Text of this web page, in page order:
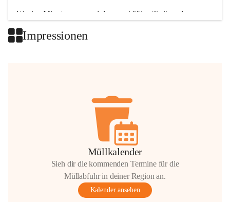
Wenige Minuten nur, und das geschäftige Treiben der
Impressionen
Müllkalender
Sieh dir die kommenden Termine für die
Müllabfuhr in deiner Region an.
Kalender ansehen